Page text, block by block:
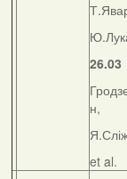
26.03
н,
et al.